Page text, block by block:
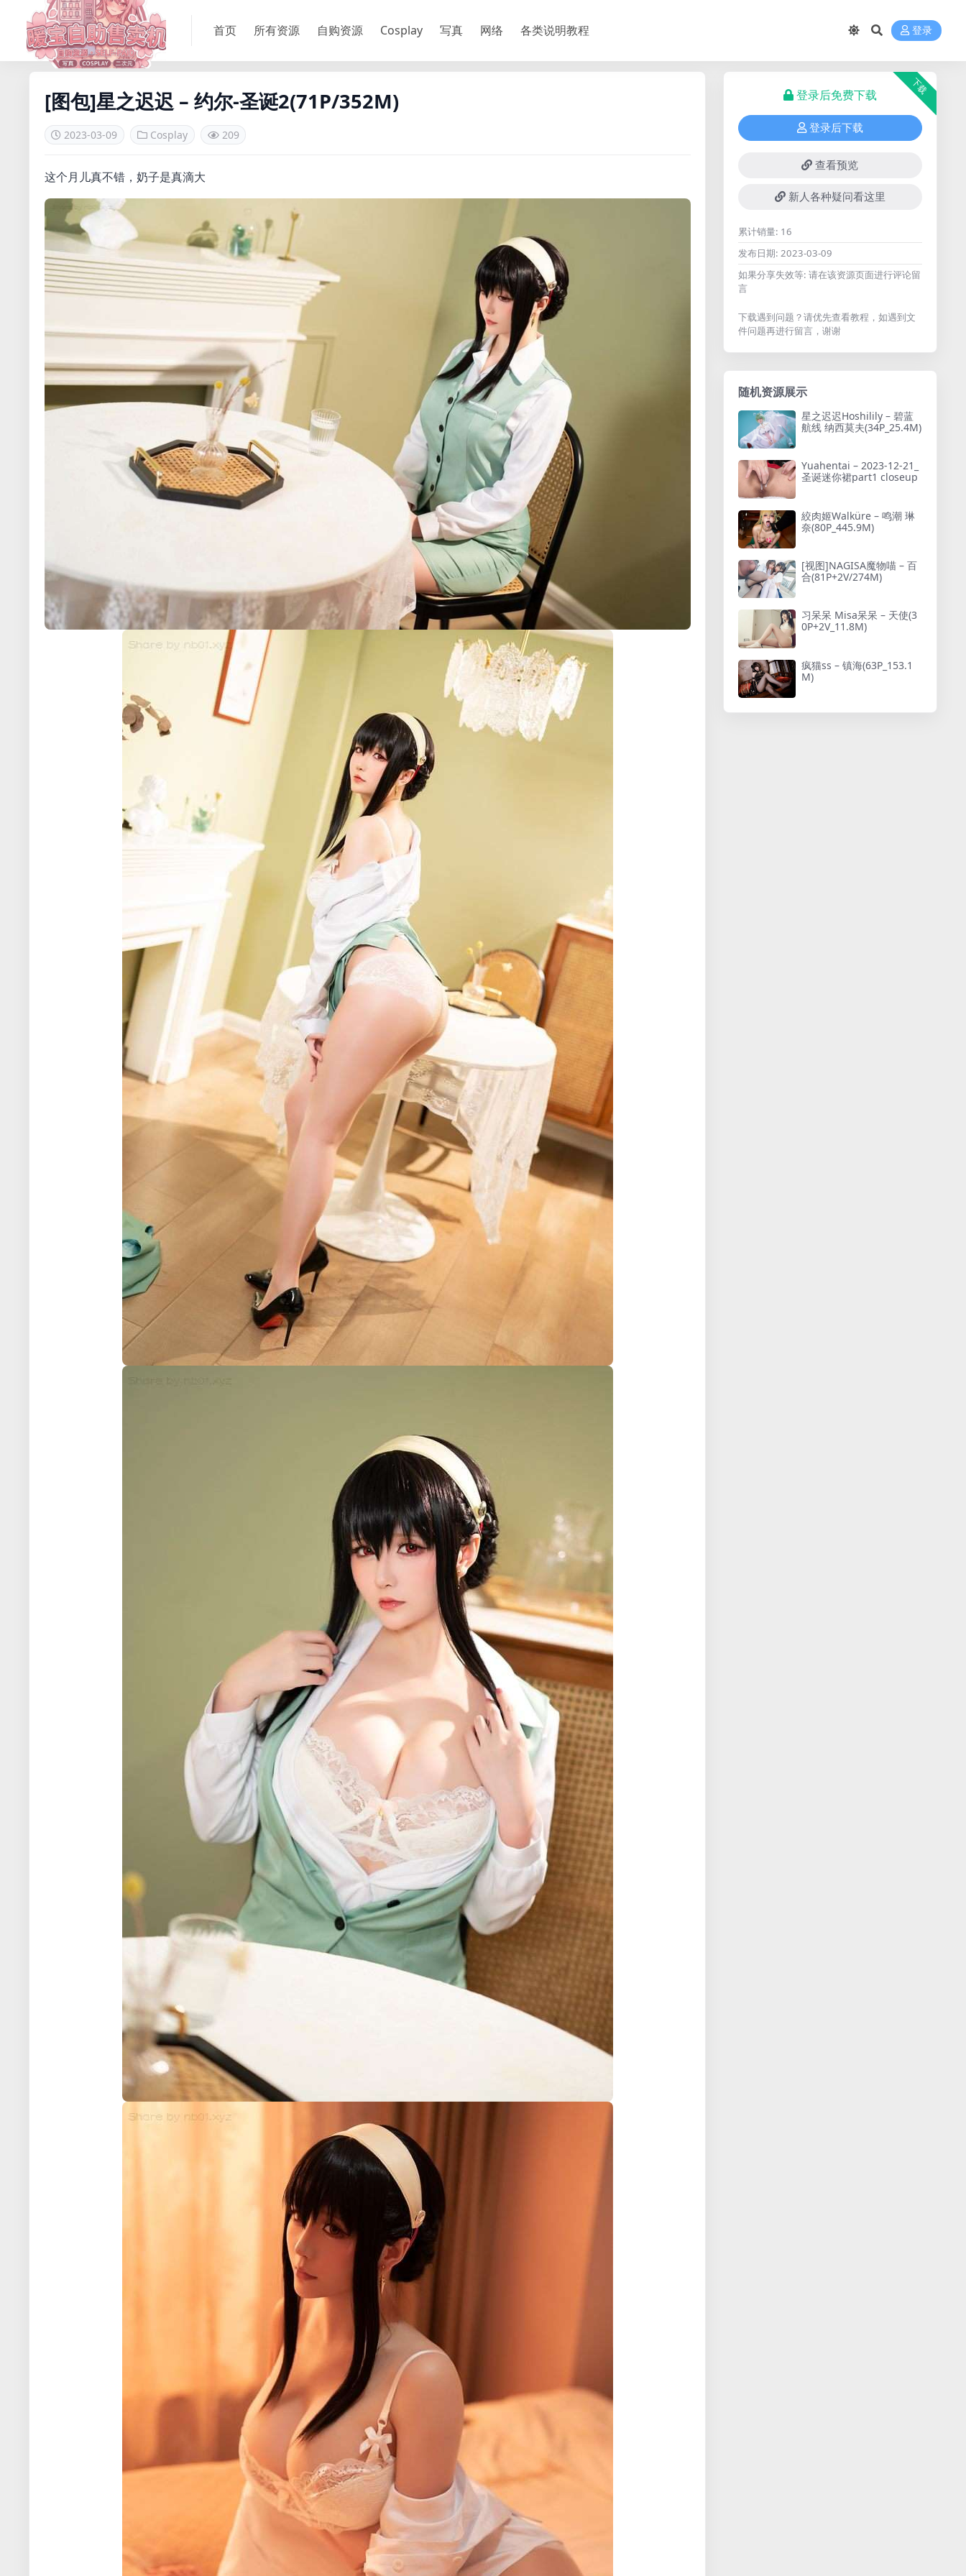
首页 所有资源 自购资源 Cosplay 写真 网络 各类说明教程 登录
[图包]星之迟迟 – 约尔-圣诞2(71P/352M)
2023-03-09 Cosplay 209
这个月儿真不错，奶子是真滴大
下载
登录后免费下载
登录后下载
查看预览
新人各种疑问看这里
累计销量: 16
发布日期: 2023-03-09
如果分享失效等: 请在该资源页面进行评论留
言
下载遇到问题？请优先查看教程，如遇到文
件问题再进行留言，谢谢
随机资源展示
星之迟迟Hoshilily – 碧蓝
航线 纳西莫夫(34P_25.4M)
Yuahentai – 2023-12-21_
圣诞迷你裙part1 closeup
絞肉姬Walküre – 鸣潮 琳
奈(80P_445.9M)
[视图]NAGISA魔物喵 – 百
合(81P+2V/274M)
习呆呆 Misa呆呆 – 天使(3
0P+2V_11.8M)
疯猫ss – 镇海(63P_153.1
M)